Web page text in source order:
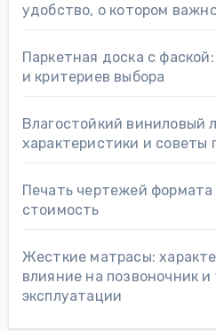
удобство, о котором
Паркетная доска с
и критериев выбора
Влагостойкий виниловый
характеристики и советы
Печать чертежей формата
стоимость
Жесткие матрасы:
влияние на позвоночник и
эксплуатации